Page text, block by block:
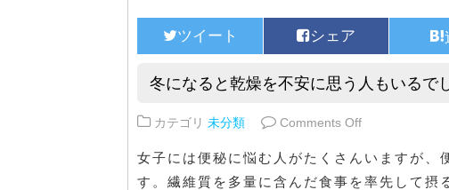
冬になると乾燥を不安に思う人もいるで
カテゴリ 未分類 Comments Offon 冬になると
女子には便秘に悩む人がたくさんいますが、
す。繊維質を多量に含んだ食事を率先して摂